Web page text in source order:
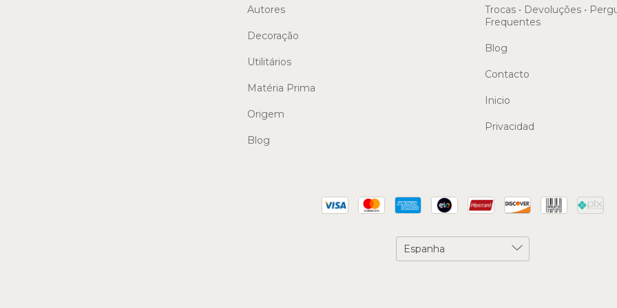
Autores
Decoração
Utilitários
Matéria Prima
Origem
Blog
Trocas • Devoluções •
Frequentes
Blog
Contacto
Inicio
Privacidad